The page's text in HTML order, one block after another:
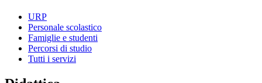
URP
Personale scolastico
Famiglie e studenti
Percorsi di studio
Tutti i servizi